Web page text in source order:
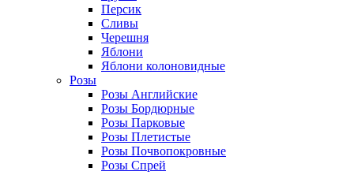
Персик
Сливы
Черешня
Яблони
Яблони колоновидные
Розы
Розы Английские
Розы Бордюрные
Розы Парковые
Розы Плетистые
Розы Почвопокровные
Розы Спрей